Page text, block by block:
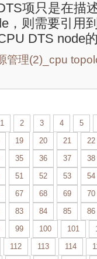
项只是在描
，则需要引用
DTS node
管理(2)_cpu
1 2 3 4
5
19 20 21
22
35 36 37
38
51 52 53
54
67 68 69
70
83 84 85
86
99 100 101
112 113 114